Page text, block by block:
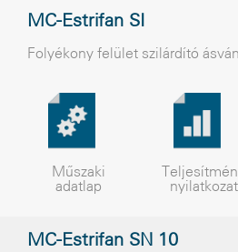
MC-Estrifan SI
Folyékony felület szilárdító
Műszaki
adatlap
nyilatkozat
MC-Estrifan SN 10